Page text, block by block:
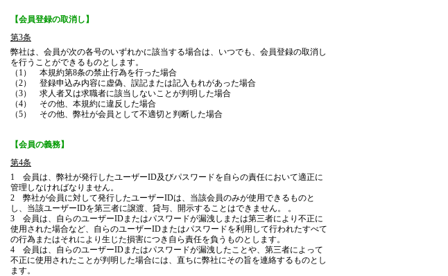
【会員登録の取消し】
第3条
弊社は、会員が次の各号のいずれかに該当する場合は、いつでも、会員登録の取消し
を行うことができるものとします。
（1） 本規約第8条の禁止行為を行った場合
（2） 登録申込み内容に虚偽、誤記または記入もれがあった場合
（3） 求人者又は求職者に該当しないことが判明した場合
（4） その他、本規約に違反した場合
（5） その他、弊社が会員として不適切と判断した場合
【会員の義務】
第4条
1 会員は、弊社が発行したユーザーID及びパスワードを自らの責任において適正に
管理しなければなりません。
2 弊社が会員に対して発行したユーザーIDは、当該会員のみが使用できるものと
し、当該ユーザーIDを第三者に譲渡、貸与、開示することはできません。 。
3 会員は、自らのユーザーIDまたはパスワードが漏洩しまたは第三者により不正に
使用された場合など、自らのユーザーIDまたはパスワードを利用して行われたすべて
の行為またはそれにより生じた損害につき自ら責任を負うものとします。
4 会員は、自らのユーザーIDまたはパスワードが漏洩したことや、第三者によって
不正に使用されたことが判明した場合には、直ちに弊社にその旨を連絡するものとし
ます。